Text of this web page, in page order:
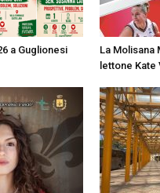
a Guglionesi
La Molisana
lettone Kate